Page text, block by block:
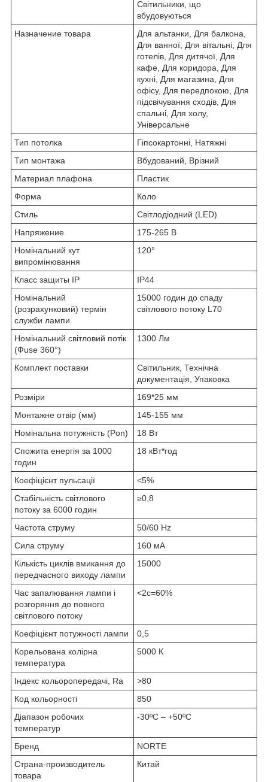
Світильники, що
вбудовуються
Назначение товара
Для альтанки, Для балкона,
Для ванної, Для вітальні, Для
готелів, Для дитячої, Для
кафе, Для коридора, Для
кухні, Для магазина, Для
офісу, Для передпокою, Для
підсвічування сходів, Для
спальні, Для холу,
Універсальне
Тип потолка
Гіпсокартонні, Натяжні
Тип монтажа
Вбудований, Врізний
Материал плафона
Пластик
Форма
Коло
Стиль
Світлодіодний (LED)
Напряжение
175-265 В
Номінальний кут
випромінювання
120°
Класс защиты IP
ІР44
Номінальний
(розрахунковий) термін
служби лампи
15000 годин до спаду
світлового потоку L70
Номінальний світловий потік
(Фuse 360°)
1300 Лм
Комплект поставки
Світильник, Технічна
документація, Упаковка
Розміри
169*25 мм
Монтажне отвір (мм)
145-155 мм
Номінальна потужність (Pon)
18 Вт
Спожита енергія за 1000
годин
18 кВт*год
Коефіцієнт пульсації
<5%
Стабільність світлового
потоку за 6000 годин
≥0,8
Частота струму
50/60 Hz
Сила струму
160 мА
Кількість циклів вмикання до
передчасного виходу лампи
15000
Час запалювання лампи і
розгоряння до повного
світлового потоку
<2c=60%
Коефіцієнт потужності лампи
0,5
Корельована колірна
температура
5000 К
Індекс кольоропередачі, Ra
>80
Код кольорності
850
Діапазон робочих
температур
-30ºC – +50ºC
Бренд
NORTE
Страна-производитель
товара
Китай